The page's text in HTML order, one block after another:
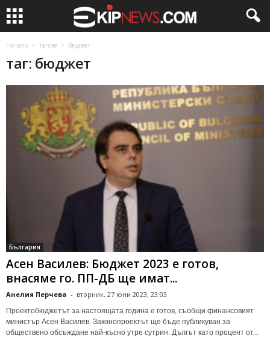
Начало тагове бюджет
таг: бюджет
България
Асен Василев: Бюджет 2023 е готов,
внасяме го. ПП-ДБ ще имат...
Анелия Перчева - вторник, 27 юни 2023, 23:03
Проектобюджетът за настоящата година е готов, съобщи финансовият
министър Асен Василев. Законопроектът ще бъде публикуван за
обществено обсъждане най-късно утре сутрин. Дългът като процент от...